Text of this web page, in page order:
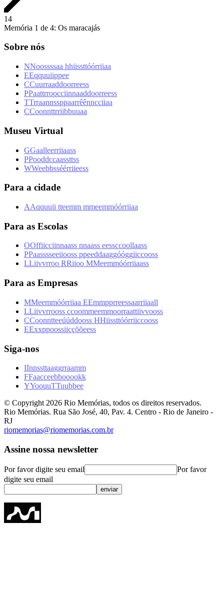
14
Memória 1 de 4: Os maracajás
Sobre nós
NNoossssaa hhiissttóórriiaa
EEqquuiippee
CCuurraaddoorreess
PPaattrroocciinnaaddoorreess
TTrraannssppaarrêênncciiaa
CCoonnttrriibbuuaa
Museu Virtual
GGaalleerriiaass
PPooddccaassttss
WWeebbsséérriieess
Para a cidade
AAqquuii tteemm mmeemmóórriiaa
Para as Escolas
OOffiicciinnaass nnaass eessccoollaass
PPaasssseeiiooss ppeeddaaggóóggiiccooss
LLiivvrroo RRiioo MMeemmóórriiaass
Para as Empresas
MMeemmóórriiaa EEmmpprreessaarriiaall
LLiivvrrooss ccoommeemmoorraattiivvooss
CCoonntteeúúddooss HHiissttóórriiccooss
EExxppoossiiççõõeess
Siga-nos
IInnssttaaggrraamm
FFaacceebbooookk
YYoouuTTuubbee
© Copyright 2026 Rio Memórias, todos os direitos reservados.
Rio Memórias. Rua São José, 40, Pav. 4. Centro - Rio de Janeiro -
RJ
riomemorias@riomemorias.com.br
Assine nossa newsletter
Por favor digite seu email
Por favor
digite seu email
enviar